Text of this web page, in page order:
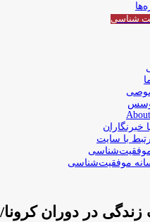
شناسی
خبرنگاران
با سایت
موفقیت‌شناسی
موفقیت‌شناسی
زندگی در دوران